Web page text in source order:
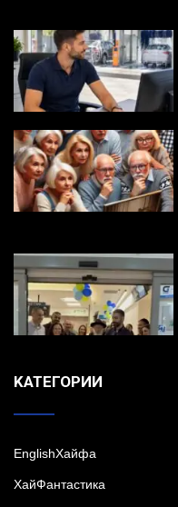
KАТЕГОРИИ
EnglishХайфа
XайФантастика